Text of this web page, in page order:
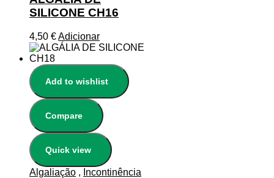
SILICONE CH16
4,50 €Adicionar
Add to wishlist
Compare
Quick view
Algaliação , Incontinência